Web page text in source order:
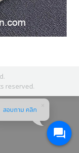
reserved.
สอบถาม คลิก